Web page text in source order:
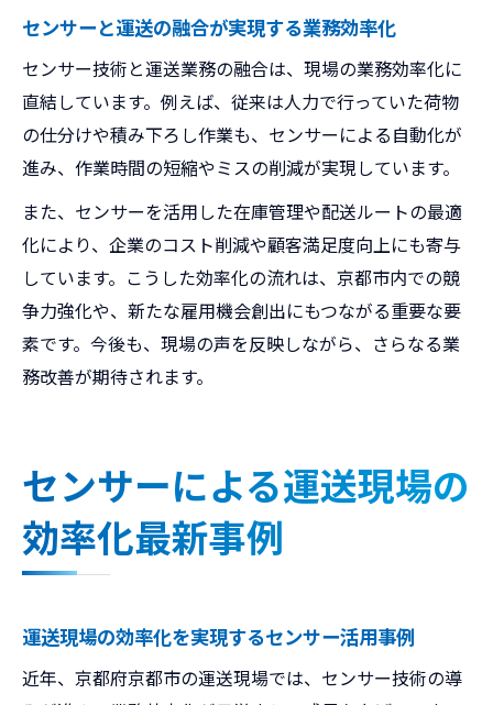
センサーと運送の融合が実現する業務効率化
センサー技術と運送業務の融合は、現場の業務効率化に
直結しています。例えば、従来は人力で行っていた荷物
の仕分けや積み下ろし作業も、センサーによる自動化が
進み、作業時間の短縮やミスの削減が実現しています。
また、センサーを活用した在庫管理や配送ルートの最適
化により、企業のコスト削減や顧客満足度向上にも寄与
しています。こうした効率化の流れは、京都市内での競
争力強化や、新たな雇用機会創出にもつながる重要な要
素です。今後も、現場の声を反映しながら、さらなる業
務改善が期待されます。
センサーによる運送現場の
効率化最新事例
運送現場の効率化を実現するセンサー活用事例
近年、京都府京都市の運送現場では、センサー技術の導